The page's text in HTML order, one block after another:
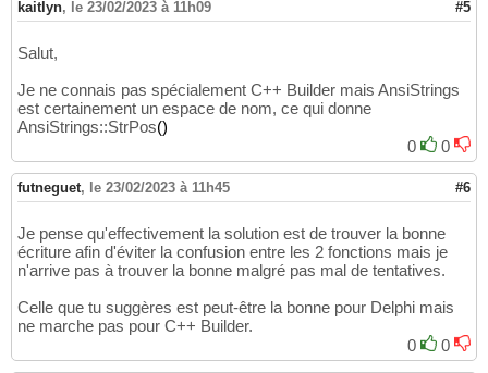
kaitlyn, le 23/02/2023 à 11h09 #5
Salut,
Je ne connais pas spécialement C++ Builder mais AnsiStrings
est certainement un espace de nom, ce qui donne
AnsiStrings::StrPos()
0
0
futneguet, le 23/02/2023 à 11h45 #6
Je pense qu'effectivement la solution est de trouver la bonne
écriture afin d'éviter la confusion entre les 2 fonctions mais je
n'arrive pas à trouver la bonne malgré pas mal de tentatives.
Celle que tu suggères est peut-être la bonne pour Delphi mais
ne marche pas pour C++ Builder.
0
0